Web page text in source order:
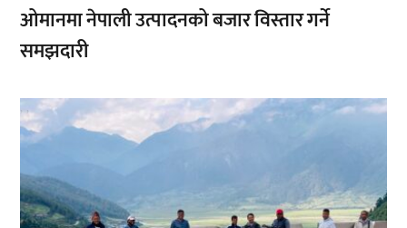
ओमानमा नेपाली उत्पादनको बजार विस्तार गर्ने
समझदारी
,,